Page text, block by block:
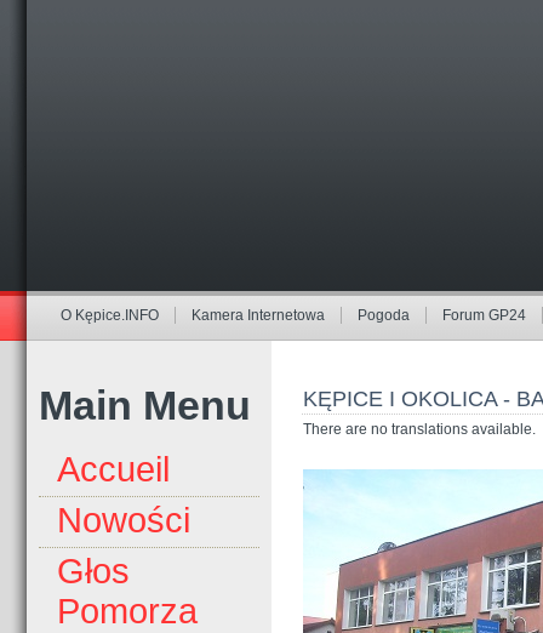
O Kępice.INFO Kamera Internetowa Pogoda Forum GP24
Main Menu
Accueil
Nowości
Głos
Pomorza
KĘPICE I OKOLICA -
There are no translations available.